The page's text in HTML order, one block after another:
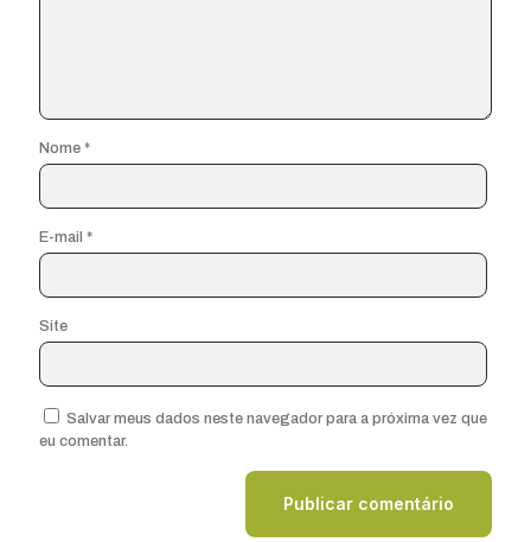
Nome *
E-mail *
Site
Salvar meus dados neste navegador para a próxima vez que
eu comentar.